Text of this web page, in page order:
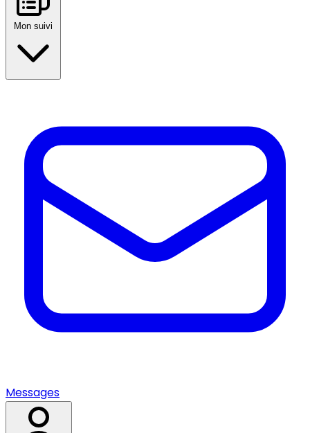
Mon suivi
Messages